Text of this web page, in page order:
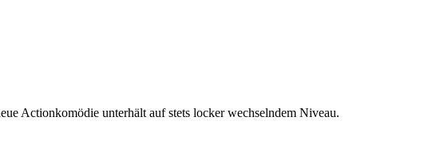
Actionkomödie unterhält auf stets locker wechselndem Niveau.